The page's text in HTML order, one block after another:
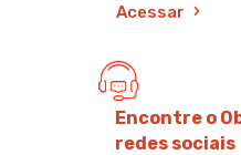
Acessar
Encontre o
redes sociais